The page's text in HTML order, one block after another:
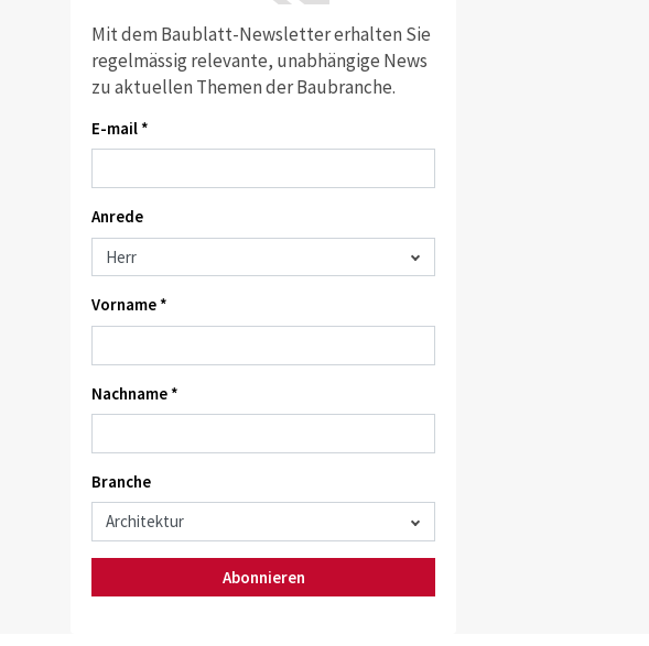
Mit dem Baublatt-Newsletter erhalten Sie
regelmässig relevante, unabhängige News
zu aktuellen Themen der Baubranche.
E-mail *
Anrede
Vorname *
Nachname *
Branche
Abonnieren